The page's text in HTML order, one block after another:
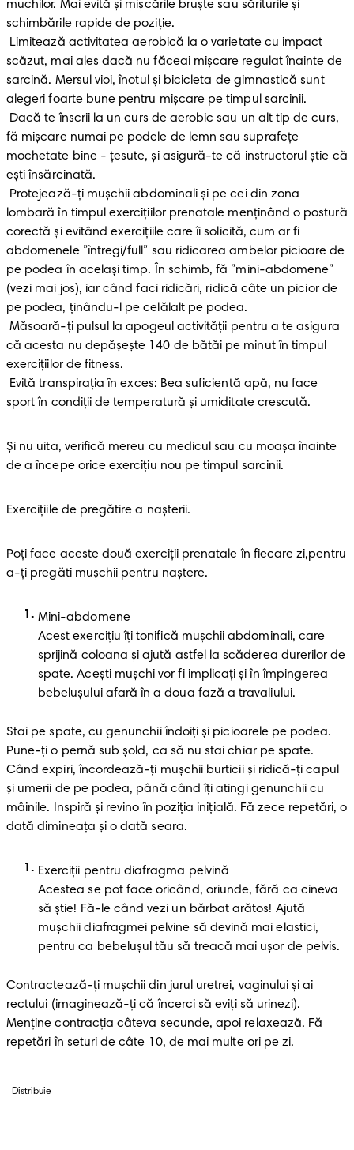
muchilor. Mai evită și mișcările bruște sau săriturile și
schimbările rapide de poziție.
scăzut, mai ales dacă nu făceai mișcare regulat înainte de
sarcină. Mersul vioi, înotul și bicicleta de gimnastică sunt
alegeri foarte bune pentru mișcare pe timpul sarcinii.
fă mișcare numai pe podele de lemn sau suprafețe
mochetate bine - țesute, și asigură-te că instructorul știe că
ești însărcinată.
lombară în timpul exercițiilor prenatale menținând o postură
corectă și evitând exercițiile care îi solicită, cum ar fi
abdomenele ”întregi/full” sau ridicarea ambelor picioare de
pe podea în același timp. În schimb, fă ”mini-abdomene”
(vezi mai jos), iar când faci ridicări, ridică câte un picior de
pe podea, ținându-l pe celălalt pe podea.
Măsoară-ți pulsul la apogeul activității pentru a te asigura
că acesta nu depășește 140 de bătăi pe minut în timpul
exercițiilor de fitness.
sport în condiţii de temperatură şi umiditate crescută.
Şi nu uita, verifică mereu cu medicul sau cu moaşa înainte
de a începe orice exerciţiu nou pe timpul sarcinii.
Exerciţiile de pregătire a naşterii.
Poţi face aceste două exerciţii prenatale în fiecare zi,pentru
a-ți pregăti mușchii pentru naștere.
Mini-abdomene
Acest exercițiu îți tonifică mușchii abdominali, care
sprijină coloana și ajută astfel la scăderea durerilor de
spate. Acești mușchi vor fi implicați și în împingerea
bebelușului afară în a doua fază a travaliului.
Stai pe spate, cu genunchii îndoiți și picioarele pe podea.
Pune-ți o pernă sub șold, ca să nu stai chiar pe spate.
Când expiri, încordează-ți mușchii burticii și ridică-ți capul
și umerii de pe podea, până când îți atingi genunchii cu
mâinile. Inspiră și revino în poziția inițială. Fă zece repetări, o
dată dimineața și o dată seara.
Exerciții pentru diafragma pelvină
Acestea se pot face oricând, oriunde, fără ca cineva
să știe! Fă-le când vezi un bărbat arătos! Ajută
mușchii diafragmei pelvine să devină mai elastici,
pentru ca bebelușul tău să treacă mai ușor de pelvis.
Contractează-ți mușchii din jurul uretrei, vaginului și ai
rectului (imaginează-ți că încerci să eviți să urinezi).
Menține contracția câteva secunde, apoi relaxează. Fă
repetări în seturi de câte 10, de mai multe ori pe zi.
Distribuie